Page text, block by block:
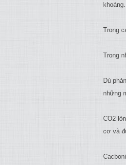
khoáng.
Trong
Trong
Dù
những
CO2
cơ và